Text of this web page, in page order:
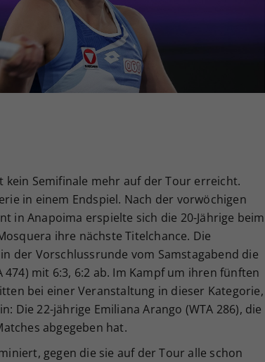
kein Semifinale mehr auf der Tour erreicht.
in einem Endspiel. Nach der vorwöchigen
in Anapoima erspielte sich die 20-Jährige beim
ihre nächste Titelchance. Die
der Vorschlussrunde vom Samstagabend die
mit 6:3, 6:2 ab. Im Kampf um ihren fünften
bei einer Veranstaltung in dieser Kategorie,
Die 22-jährige Emiliana Arango (WTA 286), die
abgegeben hat.
gegen die sie auf der Tour alle schon
Ihrer vorgenommen Einstellungen, falls der
Webseiten-Betreiber dies eingestellt hat.